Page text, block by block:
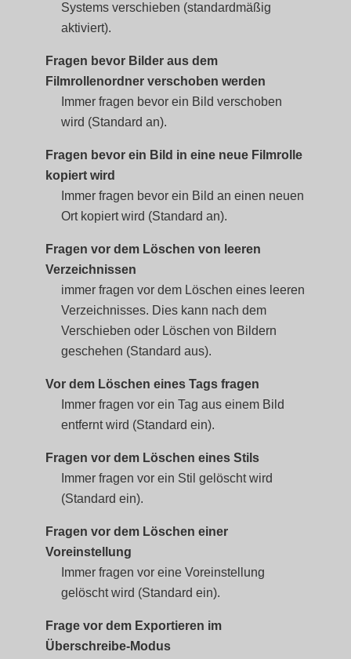
Systems verschieben (standardmäßig
aktiviert).
Fragen bevor Bilder aus dem
Filmrollenordner verschoben werden
Immer fragen bevor ein Bild verschoben
wird (Standard an).
Fragen bevor ein Bild in eine neue Filmrolle
kopiert wird
Immer fragen bevor ein Bild an einen neuen
Ort kopiert wird (Standard an).
Fragen vor dem Löschen von leeren
Verzeichnissen
immer fragen vor dem Löschen eines leeren
Verzeichnisses. Dies kann nach dem
Verschieben oder Löschen von Bildern
geschehen (Standard aus).
Vor dem Löschen eines Tags fragen
Immer fragen vor ein Tag aus einem Bild
entfernt wird (Standard ein).
Fragen vor dem Löschen eines Stils
Immer fragen vor ein Stil gelöscht wird
(Standard ein).
Fragen vor dem Löschen einer
Voreinstellung
Immer fragen vor eine Voreinstellung
gelöscht wird (Standard ein).
Frage vor dem Exportieren im
Überschreibe-Modus